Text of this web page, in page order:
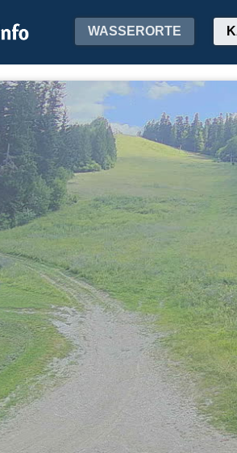
WASSERORTE